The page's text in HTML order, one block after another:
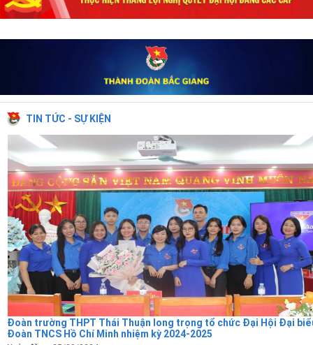
TIN TỨC - SỰ KIỆN
Đoàn trường THPT Thái Thuận long trọng tổ chức Đại Hội Đại
Đoàn TNCS Hồ Chí Minh nhiệm kỳ 2024-2025